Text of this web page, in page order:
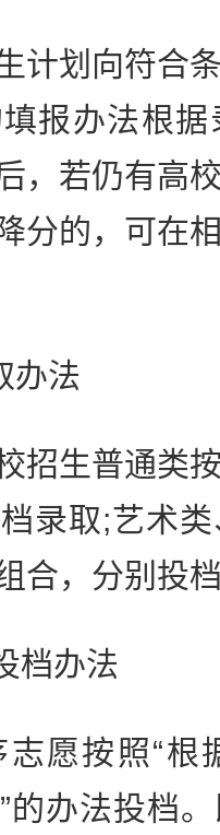
划向符合条
报办法根
，若仍有高
分的，可在
法
生普通类按
录取;艺术
合，分别投
办法
按照“根
的办法投档